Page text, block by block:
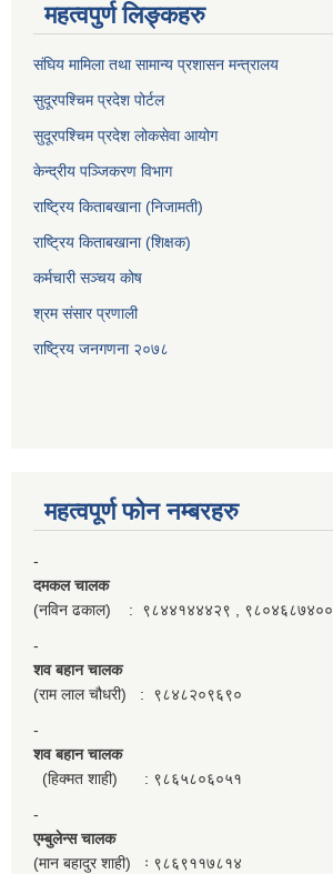
महत्वपुर्ण लिङ्कहरु
संघिय मामिला तथा सामान्य प्रशासन मन्त्रालय
सुदूरपश्चिम प्रदेश पोर्टल
सुदूरपश्‍चिम प्रदेश लोकसेवा आयोग
केन्द्रीय पञ्जिकरण विभाग
राष्ट्रिय किताबखाना (निजामती)
राष्ट्रिय किताबखाना (शिक्षक)
कर्मचारी सञ्चय कोष
श्रम संसार प्रणाली
राष्ट्रिय जनगणना २०७८
महत्वपूर्ण फाेन नम्बरहरु
-
दमकल चालक
(नविन ढकाल) : ९८४४१४४४२९ , ९८०४६८७४००
-
शव बहान चालक
(राम लाल चौधरी) : ९८४८२०९६९०
-
शव बहान चालक
(हिक्मत शाही) : ९८६५८०६०५१
-
एम्बुलेन्स चालक
(मान बहादुर शाही) ः ९८६९११७८१४